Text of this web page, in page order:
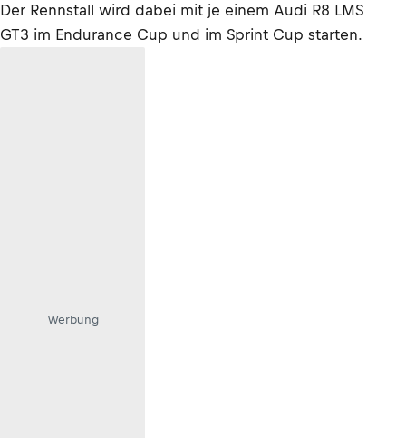
Der Rennstall wird dabei mit je einem Audi R8 LMS
GT3 im Endurance Cup und im Sprint Cup starten.
Werbung